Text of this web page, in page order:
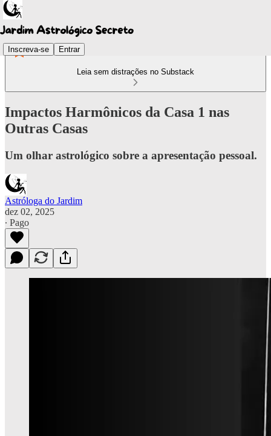
Inscreva-se Entrar
Leia sem distrações no Substack
Impactos Harmônicos da Casa 1 nas
Outras Casas
Um olhar astrológico sobre a apresentação pessoal.
Astróloga do Jardim
dez 02, 2025
∙ Pago